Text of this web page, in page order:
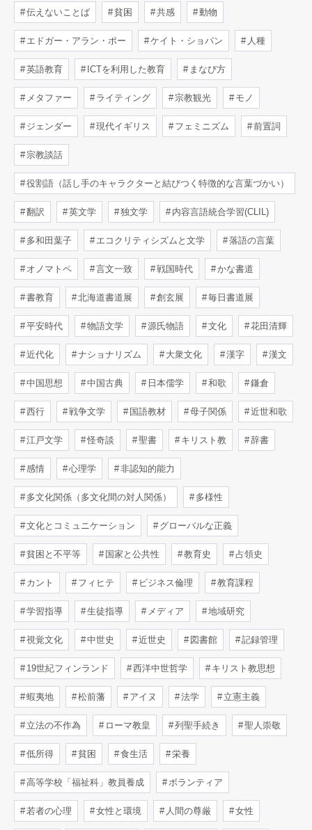
伝えないことば 貧困 共感 動物
エドガー・アラン・ポー ケイト・ショパン 人種
英語教育 ICTを利用した教育 まなび方
メタファー ライティング 宗教観光 モノ
ジェンダー 現代イギリス フェミニズム 前置詞
宗教談話
役割語（話し手のキャラクターと結びつく特徴的な言葉づかい）
翻訳 英文学 独文学 内容言語統合学習(CLIL)
多和田葉子 エコクリティシズムと文学 落語の言葉
オノマトペ 言文一致 戦国時代 かな書道
書教育 北海道書道展 創玄展 毎日書道展
平安時代 物語文学 源氏物語 文化 花田清輝
近代化 ナショナリズム 大衆文化 漢字 漢文
中国思想 中国古典 日本儒学 和歌 鎌倉
西行 戦争文学 国語教材 母子関係 近世和歌
江戸文学 怪奇談 聖書 キリスト教 辞書
感情 心理学 非認知的能力
多文化関係（多文化間の対人関係） 多様性
文化とコミュニケーション グローバルな正義
貧困と不平等 国家と公共性 教育史 占領史
カント フィヒテ ビジネス倫理 教育課程
学習指導 生徒指導 メディア 地域研究
視覚文化 中世史 近世史 図書館 記録管理
19世紀フィンランド 西洋中世哲学 キリスト教思想
蝦夷地 松前藩 アイヌ 法学 立憲主義
立法の不作為 ローマ教皇 列聖手続き 聖人崇敬
低所得 貧困 食生活 栄養
高等学校「福祉科」教員養成 ボランティア
若者の心理 女性と環境 人間の尊厳 女性